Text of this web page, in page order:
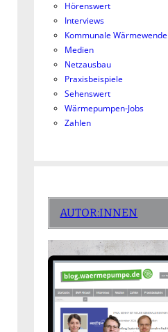
Hörenswert
Interviews
Kommunale Wärmewende
Medien
Netzausbau
Praxisbeispiele
Sehenswert
Wärmepumpen-Jobs
Zahlen
AUTOR:INNEN